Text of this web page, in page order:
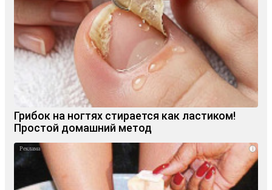
Грибок на ногтях стирается как ластиком!
Простой домашний метод
i